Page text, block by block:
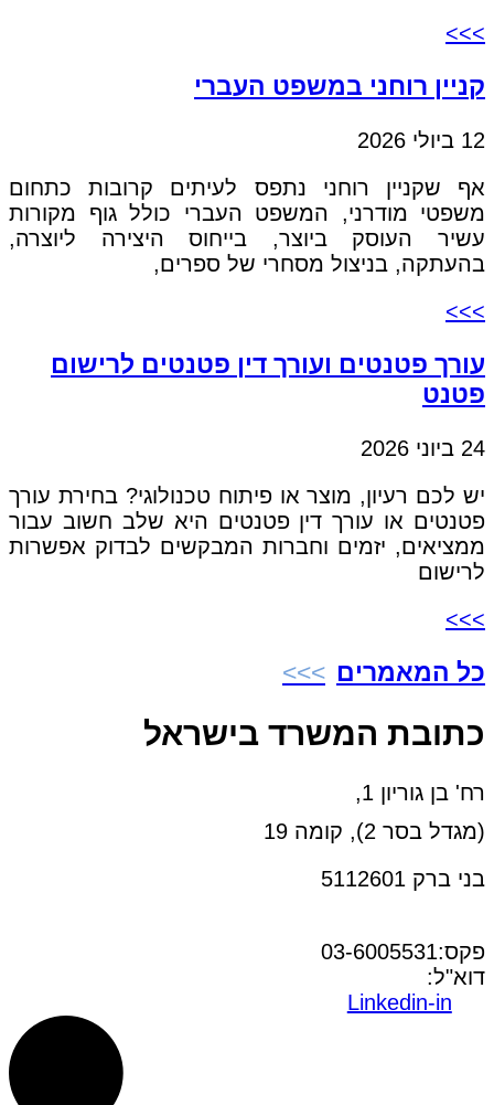
>>>
קניין רוחני במשפט העברי
12 ביולי 2026
אף שקניין רוחני נתפס לעיתים קרובות כתחום
משפטי מודרני, המשפט העברי כולל גוף מקורות
עשיר העוסק ביוצר, בייחוס היצירה ליוצרה,
בהעתקה, בניצול מסחרי של ספרים,
>>>
עורך פטנטים ועורך דין פטנטים לרישום
פטנט
24 ביוני 2026
יש לכם רעיון, מוצר או פיתוח טכנולוגי? בחירת עורך
פטנטים או עורך דין פטנטים היא שלב חשוב עבור
ממציאים, יזמים וחברות המבקשים לבדוק אפשרות
לרישום
>>>
כל המאמרים
כתובת המשרד בישראל
רח' בן גוריון 1,
(מגדל בסר 2), קומה 19
בני ברק 5112601
פקס:03-6005531
דוא"ל:
Linkedin-in